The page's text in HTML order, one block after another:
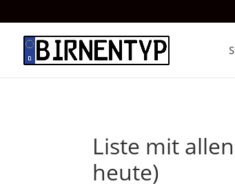
Liste mit
heute)